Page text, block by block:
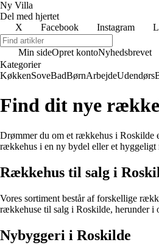
Ny Villa
Del med hjertet
X
Facebook Instagram
Min sideOpret kontoNyhedsbrevet
Kategorier
KøkkenSoveBadBørnArbejdeUdendørs
Find dit nye
Drømmer du om et rækkehus i Roskilde
rækkehus i en ny bydel eller et
Rækkehus til salg i
Vores sortiment består af forskellige
rækkehuse til salg i Roskilde, herunder i
Nybyggeri i Roskilde